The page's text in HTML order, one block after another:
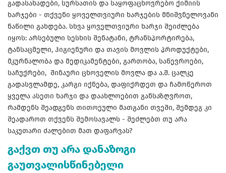
გადასახადები, სურსათის და საყოფაცხოვრებო ქიმიის
ხარჯები - თქვენი ყოველთვიური ხარჯების მნიშვნელოვანი
ნაწილი გახდება. სხვა ყოველთვიური ხარჯი შეიძლება
იყოს: არსებული სესხის შენატანი, ტრანსპორტირება,
ტანსაცმელი, ჰიგიენური და თავის მოვლის პროდუქტები,
მკურნალობა და მედიკამენტები, გართობა, საწევროები,
საჩუქრები, შინაური ცხოველის მოვლა და ა.შ. ცალკე
გადასვლამდე, კარგი იქნება, დაფიქრდეთ და ჩამოწეროთ
ყველა ასეთი ხარჯი და დაახლოებით განსაზღვროთ,
რამდენს შეადგენს თითოეული მათგანი თვეში, შემდეგ კი
შეადაროთ თქვენს შემოსავალს - შეძლებთ თუ არა
საკუთარი ძალებით მათ დაფარვას?
გაქვთ თუ არა დანაზოგი
გაუთვალისწინებელი